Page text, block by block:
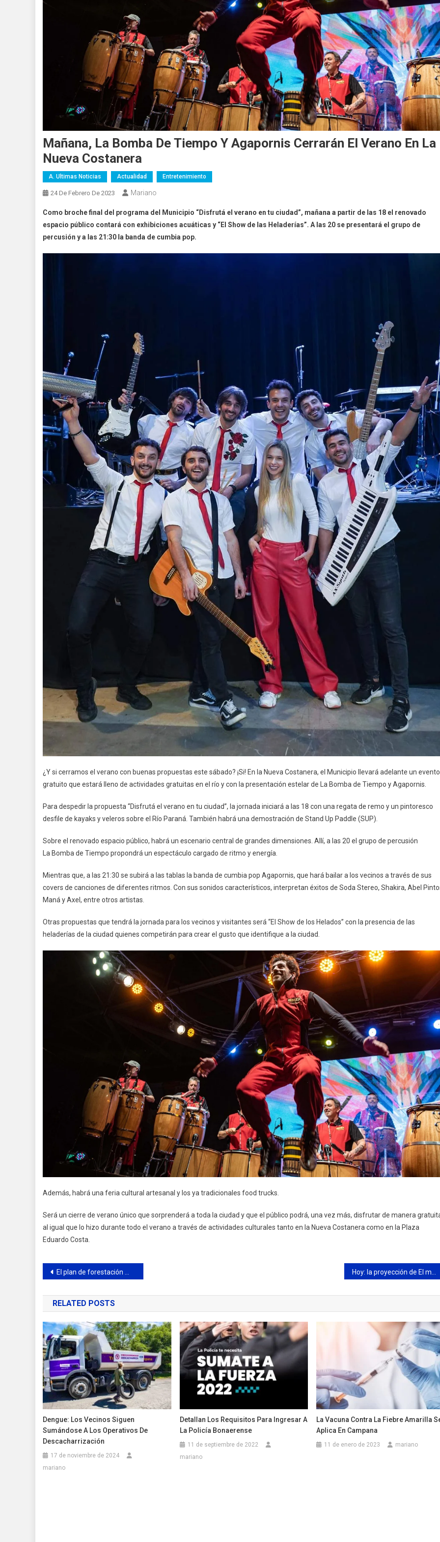
Mañana, La Bomba De Tiempo Y Agapornis Cerrarán El Verano En La
Nueva Costanera
A. Ultimas Noticias Actualidad Entretenimiento
24 De Febrero De 2023 Mariano
Como broche final del programa del Municipio “Disfrutá el verano en tu ciudad”, mañana a partir de las 18 el renovado
espacio público contará con exhibiciones acuáticas y “El Show de las Heladerías”. A las 20 se presentará el grupo de
percusión y a las 21:30 la banda de cumbia pop.
¿Y si cerramos el verano con buenas propuestas este sábado? ¡Si! En la Nueva Costanera, el Municipio llevará adelante un evento
gratuito que estará lleno de actividades gratuitas en el río y con la presentación estelar de La Bomba de Tiempo y Agapornis.
Para despedir la propuesta “Disfrutá el verano en tu ciudad”, la jornada iniciará a las 18 con una regata de remo y un pintoresco
desfile de kayaks y veleros sobre el Río Paraná. También habrá una demostración de Stand Up Paddle (SUP).
Sobre el renovado espacio público, habrá un escenario central de grandes dimensiones. Allí, a las 20 el grupo de percusión
La Bomba de Tiempo propondrá un espectáculo cargado de ritmo y energía.
Mientras que, a las 21:30 se subirá a las tablas la banda de cumbia pop Agapornis, que hará bailar a los vecinos a través de sus
covers de canciones de diferentes ritmos. Con sus sonidos característicos, interpretan éxitos de Soda Stereo, Shakira, Abel
Maná y Axel, entre otros artistas.
Otras propuestas que tendrá la jornada para los vecinos y visitantes será “El Show de los Helados” con la presencia de las
heladerías de la ciudad quienes competirán para crear el gusto que identifique a la ciudad.
Además, habrá una feria cultural artesanal y los ya tradicionales food trucks.
Será un cierre de verano único que sorprenderá a toda la ciudad y que el público podrá, una vez más, disfrutar de manera
al igual que lo hizo durante todo el verano a través de actividades culturales tanto en la Nueva Costanera como en la Plaza
Eduardo Costa.
Navegación
de
entradas
El plan de forestación municipal llegó a la Plaza de Las Carretas
RELATED POSTS
Dengue: Los Vecinos Siguen
Sumándose A Los Operativos De
Descacharrización
17 de noviembre de 2024
mariano
Detallan Los Requisitos Para Ingresar A
La Policía Bonaerense
11 de septiembre de 2022
mariano
La Vacuna Contra La Fiebre Amarilla
Aplica En Campana
11 de enero de 2023 mariano